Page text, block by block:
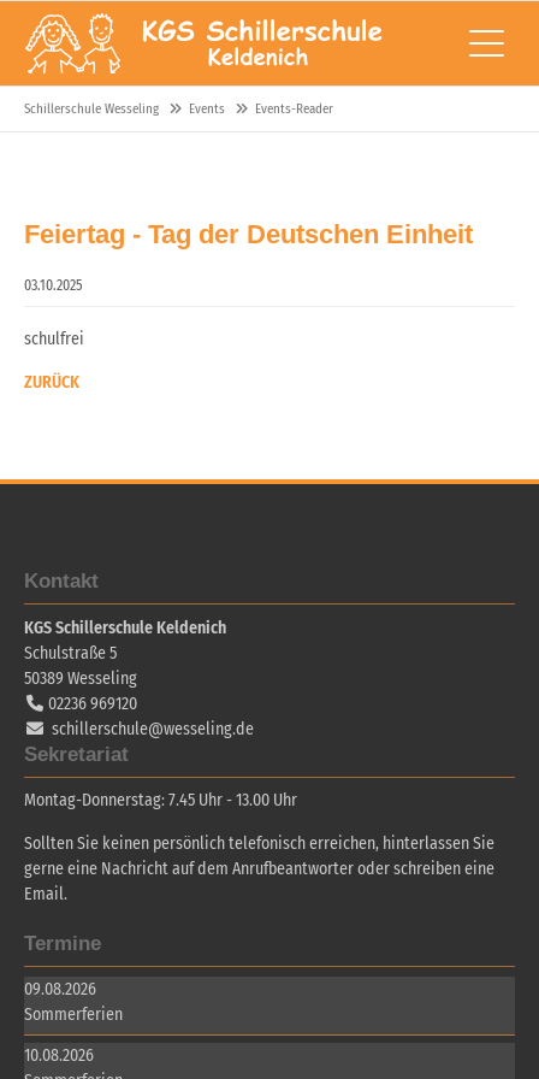
Schillerschule Wesseling Events Events-Reader
Feiertag - Tag der Deutschen Einheit
03.10.2025
schulfrei
ZURÜCK
Kontakt
KGS Schillerschule Keldenich
Schulstraße 5
50389 Wesseling
02236 969120
schillerschule@wesseling.de
Sekretariat
Montag-Donnerstag: 7.45 Uhr - 13.00 Uhr
Sollten Sie keinen persönlich telefonisch erreichen, hinterlassen Sie
gerne eine Nachricht auf dem Anrufbeantworter oder schreiben eine
Email.
Termine
09.08.2026
Sommerferien
10.08.2026